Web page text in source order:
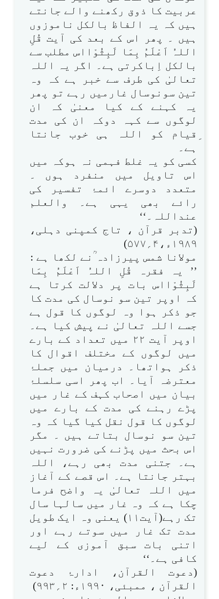
عربیت کا ذوق رکھنے والے جانتے
ہیں کہ یہ الفاظ بالکل ناموزوں
ہیں ۔ پھر اس کے بعد کی آیت قُلِ
اللہُ اَعْلَمُ بِمَا لَبِثُوْااس مطلب سے
بالکل اِباکرتی ہے۔ اگر یہ اللہ
تعالیٰ کی طرف سے خبر ہے کہ وہ
تین سونوسال غارمیں رہے تو پھر
یہ کہنے کے کیا معنیٰ کہ ان
لوگوں سے کہہ دوکہ ان کی مدت
ِقیام کو اللہ ہی خوب جانتا
ہے۔
کسی کو یہ غلط فہمی نہ ہوکہ میں
اس تاویل میں منفرد ہوں ۔
متعدد دوسرے ائمۂ تفسیر کی
رائے بھی یہی ہے۔ والعلم
عنداللہ۔‘‘
(تدبر قرآن ، تاج کمپنی دہلی،
۱۹۸۹ء،۴؍۵۷۷)
مولانا شمس پیرزادہ ؒنے لکھا ہے :
’’ یہ فقرہ قُلِ اللہُ اَعْلَمُ بِمَا
لَبِثُوْااس بات پر دلالت کرتا ہے
کہ اوپر تین سو نوسال کی مدت کا
جو ذکر ہوا وہ لوگوں کا قول ہے
جسے اللہ تعالیٰ نے پیش کیا ہے۔
اوپر آیت ۲۲ میں تعداد کے بارے
میں لوگوں کے مختلف اقوال کا
ذکر ہواتھا۔ درمیان میں جملۂ
معترضہ آیا۔ اب پھر اسی سلسلۂ
بیان میں اصحاب کہف کے غار میں
پڑے رہنے کی مدت کے بارے میں
لوگوں کا قول نقل کیا گیا کہ وہ
تین سو نوسال بتاتے ہیں ۔ مگر
اس بحث میں پڑنے کی ضرورت نہیں
ہے۔ جتنی مدت بھی رہے، اللہ
بہتر جانتا ہے۔ اس قصے کے آغاز
میں اللہ تعالیٰ یہ واضح فرما
چکا ہے کہ وہ غار میں سالہا سال
تک رہے(آیت۱۱) یعنی وہ ایک طویل
مدت تک غار میں سوتے رہے اور
اتنی بات سبق آموزی کے لیے
کافی ہے۔‘‘
(دعوت القرآن، ادارۂ دعوت
القرآن ، ممبئی، ۱۹۹۰ء: ۲؍۹۹۳)